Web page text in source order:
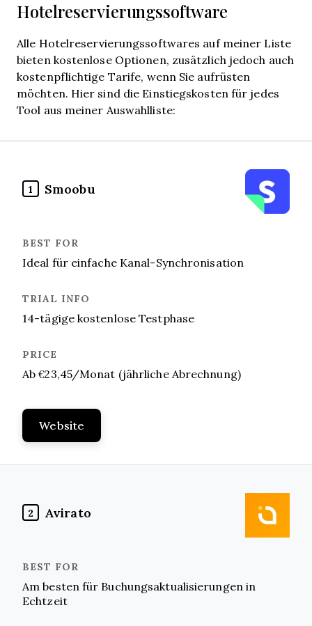
Hotelreservierungssoftware
Alle Hotelreservierungssoftwares auf meiner Liste
bieten kostenlose Optionen, zusätzlich jedoch auch
kostenpflichtige Tarife, wenn Sie aufrüsten
möchten. Hier sind die Einstiegskosten für jedes
Tool aus meiner Auswahlliste:
1 Smoobu
Ideal für einfache Kanal-Synchronisation
14-tägige kostenlose Testphase
Ab €23,45/Monat (jährliche Abrechnung)
Website
2 Avirato
Am besten für Buchungsaktualisierungen in
Echtzeit